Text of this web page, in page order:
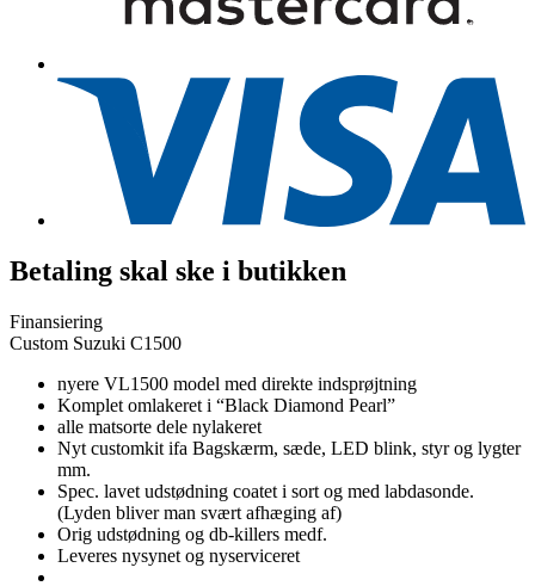
Betaling skal ske i butikken
Finansiering
Custom Suzuki C1500
nyere VL1500 model med direkte indsprøjtning
Komplet omlakeret i “Black Diamond Pearl”
alle matsorte dele nylakeret
Nyt customkit ifa Bagskærm, sæde, LED blink, styr og lygter
mm.
Spec. lavet udstødning coatet i sort og med labdasonde.
(Lyden bliver man svært afhæging af)
Orig udstødning og db-killers medf.
Leveres nysynet og nyserviceret